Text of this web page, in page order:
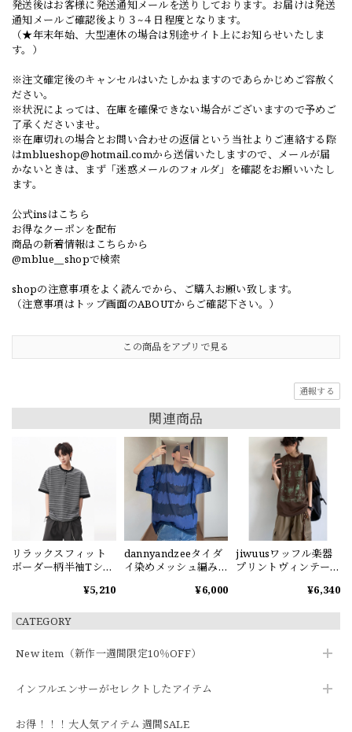
CATEGORY
New item（新作一週間限定10％OFF）
インフルエンサーがセレクトしたアイテム
お得！！！大人気アイテム 週間SALE
発送後はお客様に発送通知メールを送りしております。お届けは発送
通知メールご確認後より３~４日程度となります。
（★年末年始、大型連休の場合は別途サイト上にお知らせいたしま
す。）
※注文確定後のキャンセルはいたしかねますのであらかじめご容赦く
ださい。
※状況によっては、在庫を確保できない場合がございますので予めご
了承くださいませ。
※在庫切れの場合とお問い合わせの返信という当社よりご連絡する際
はmblueshop@hotmail.comから送信いたしますので、メールが届
かないときは、まず「迷惑メールのフォルダ」を確認をお願いいたし
ます。
公式insはこちら
お得なクーポンを配布
商品の新着情報はこちらから
@mblue__shopで検索
shopの注意事項をよく読んでから、ご購入お願い致します。
（注意事項はトップ画面のABOUTからご確認下さい。）
この商品をアプリで見る
通報する
関連商品
リラックスフィット
ボーダー柄半袖Tシャ
¥5,210
dannyandzeeタイダ
イ染めメッシュ編みV
¥6,000
jiwuusワッフル楽器
プリントヴィンテー
¥6,340